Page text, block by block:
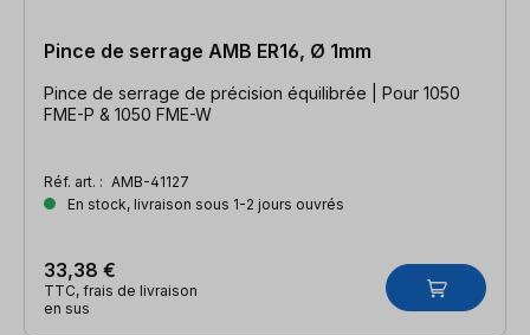
Pince de serrage AMB ER16, Ø 1mm
Pince de serrage de précision équilibrée | Pour 1050
FME-P & 1050 FME-W
Réf. art. : AMB-41127
En stock, livraison sous 1-2 jours ouvrés
33,38 €
TTC, frais de livraison
en sus